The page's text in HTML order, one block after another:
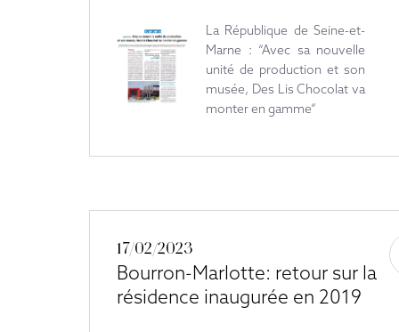
La République de Seine-et-
Marne : “Avec sa nouvelle
unité de production et son
musée, Des Lis Chocolat va
monter en gamme”
17/02/2023
Bourron-Marlotte: retour sur la
résidence inaugurée en 2019